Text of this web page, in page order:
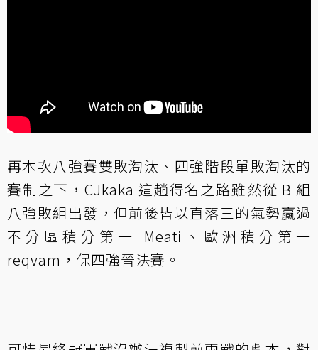
再本次八強賽雙敗淘汰、四強階段單敗淘汰的
賽制之下，CJkaka 這趟得名之路雖然從 B 組
八強敗組出發，但前後皆以直落三的氣勢贏過
不分區積分第一 Meati、歐洲積分第一
reqvam，保四強晉決賽。